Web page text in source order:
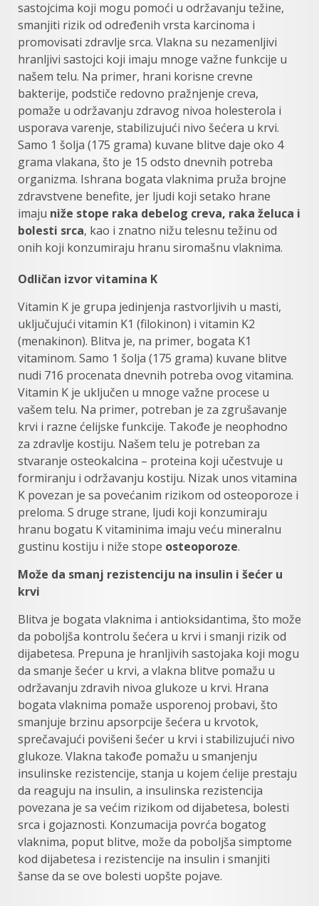
sastojcima koji mogu pomoći u održavanju težine,
smanjiti rizik od određenih vrsta karcinoma i
promovisati zdravlje srca. Vlakna su nezamenljivi
hranljivi sastojci koji imaju mnoge važne funkcije u
našem telu. Na primer, hrani korisne crevne
bakterije, podstiče redovno pražnjenje creva,
pomaže u održavanju zdravog nivoa holesterola i
usporava varenje, stabilizujući nivo šećera u krvi.
Samo 1 šolja (175 grama) kuvane blitve daje oko 4
grama vlakana, što je 15 odsto dnevnih potreba
organizma. Ishrana bogata vlaknima pruža brojne
zdravstvene benefite, jer ljudi koji setako hrane
imaju niže stope raka debelog creva, raka želuca i
bolesti srca, kao i znatno nižu telesnu težinu od
onih koji konzumiraju hranu siromašnu vlaknima.
Odličan izvor vitamina K
Vitamin K je grupa jedinjenja rastvorljivih u masti,
uključujući vitamin K1 (filokinon) i vitamin K2
(menakinon). Blitva je, na primer, bogata K1
vitaminom. Samo 1 šolja (175 grama) kuvane blitve
nudi 716 procenata dnevnih potreba ovog vitamina.
Vitamin K je uključen u mnoge važne procese u
vašem telu. Na primer, potreban je za zgrušavanje
krvi i razne ćelijske funkcije. Takođe je neophodno
za zdravlje kostiju. Našem telu je potreban za
stvaranje osteokalcina – proteina koji učestvuje u
formiranju i održavanju kostiju. Nizak unos vitamina
K povezan je sa povećanim rizikom od osteoporoze i
preloma. S druge strane, ljudi koji konzumiraju
hranu bogatu K vitaminima imaju veću mineralnu
gustinu kostiju i niže stope osteoporoze.
Može da smanj rezistenciju na insulin i šećer u
krvi
Blitva je bogata vlaknima i antioksidantima, što može
da poboljša kontrolu šećera u krvi i smanji rizik od
dijabetesa. Prepuna je hranljivih sastojaka koji mogu
da smanje šećer u krvi, a vlakna blitve pomažu u
održavanju zdravih nivoa glukoze u krvi. Hrana
bogata vlaknima pomaže usporenoj probavi, što
smanjuje brzinu apsorpcije šećera u krvotok,
sprečavajući povišeni šećer u krvi i stabilizujući nivo
glukoze. Vlakna takođe pomažu u smanjenju
insulinske rezistencije, stanja u kojem ćelije prestaju
da reaguju na insulin, a insulinska rezistencija
povezana je sa većim rizikom od dijabetesa, bolesti
srca i gojaznosti. Konzumacija povrća bogatog
vlaknima, poput blitve, može da poboljša simptome
kod dijabetesa i rezistencije na insulin i smanjiti
šanse da se ove bolesti uopšte pojave.